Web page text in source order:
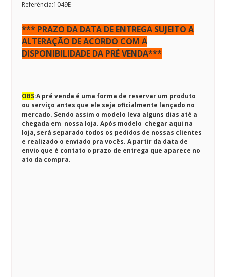
Referência:1049E
*** PRAZO DA DATA DE ENTREGA SUJEITO A
ALTERAÇÃO DE ACORDO COM A
DISPONIBILIDADE DA PRÉ VENDA***
OBS:A pré venda é uma forma de reservar um produto
ou serviço antes que ele seja oficialmente lançado no
mercado. Sendo assim o modelo leva alguns dias até a
chegada em nossa loja. Após modelo chegar aqui na
loja, será separado todos os pedidos de nossas clientes
e realizado o enviado pra vocês. A partir da data de
envio que é contato o prazo de entrega que aparece no
ato da compra.